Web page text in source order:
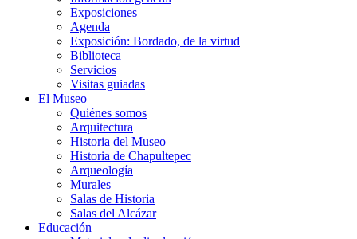
Exposiciones
Agenda
Exposición: Bordado, de la virtud
Biblioteca
Servicios
Visitas guiadas
El Museo
Quiénes somos
Arquitectura
Historia del Museo
Historia de Chapultepec
Arqueología
Murales
Salas de Historia
Salas del Alcázar
Educación